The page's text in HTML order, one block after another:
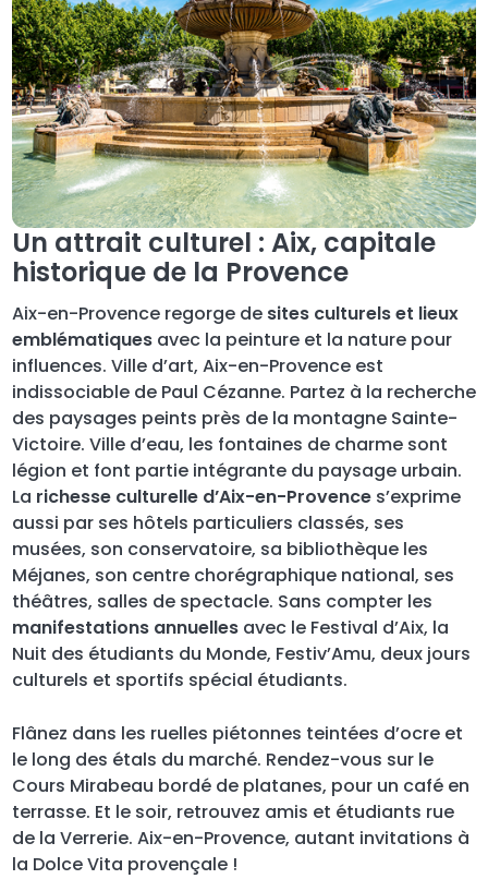
Un attrait culturel : Aix, capitale
historique de la Provence
Aix-en-Provence regorge de sites culturels et lieux
emblématiques avec la peinture et la nature pour
influences. Ville d’art, Aix-en-Provence est
indissociable de Paul Cézanne. Partez à la recherche
des paysages peints près de la montagne Sainte-
Victoire. Ville d’eau, les fontaines de charme sont
légion et font partie intégrante du paysage urbain.
La richesse culturelle d’Aix-en-Provence s’exprime
aussi par ses hôtels particuliers classés, ses
musées, son conservatoire, sa bibliothèque les
Méjanes, son centre chorégraphique national, ses
théâtres, salles de spectacle. Sans compter les
manifestations annuelles avec le Festival d’Aix, la
Nuit des étudiants du Monde, Festiv’Amu, deux jours
culturels et sportifs spécial étudiants.
Flânez dans les ruelles piétonnes teintées d’ocre et
le long des étals du marché. Rendez-vous sur le
Cours Mirabeau bordé de platanes, pour un café en
terrasse. Et le soir, retrouvez amis et étudiants rue
de la Verrerie. Aix-en-Provence, autant invitations à
la Dolce Vita provençale !